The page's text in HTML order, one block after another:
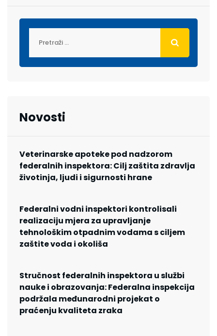
Novosti
Veterinarske apoteke pod nadzorom
federalnih inspektora: Cilj zaštita zdravlja
životinja, ljudi i sigurnosti hrane
Federalni vodni inspektori kontrolisali
realizaciju mjera za upravljanje
tehnološkim otpadnim vodama s ciljem
zaštite voda i okoliša
Stručnost federalnih inspektora u službi
nauke i obrazovanja: Federalna inspekcija
podržala međunarodni projekat o
praćenju kvaliteta zraka